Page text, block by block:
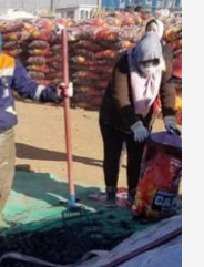
ажил хийх
Хөдөлмөр
бирж”-д
тай гэрээ
иргэд нийгмийн
200 мянган
гол нь …